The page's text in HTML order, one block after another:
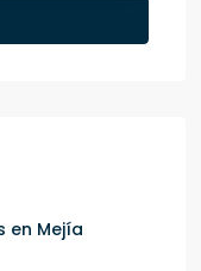
en Mejía